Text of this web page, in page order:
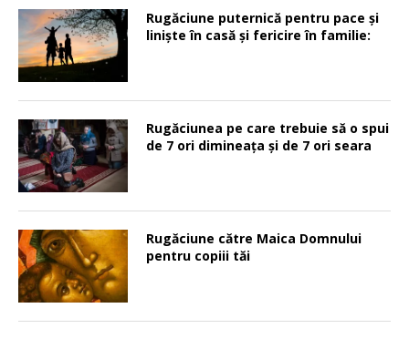
Rugăciune puternică pentru pace şi
linişte în casă şi fericire în familie:
Rugăciunea pe care trebuie să o spui
de 7 ori dimineața și de 7 ori seara
Rugăciune către Maica Domnului
pentru copiii tăi